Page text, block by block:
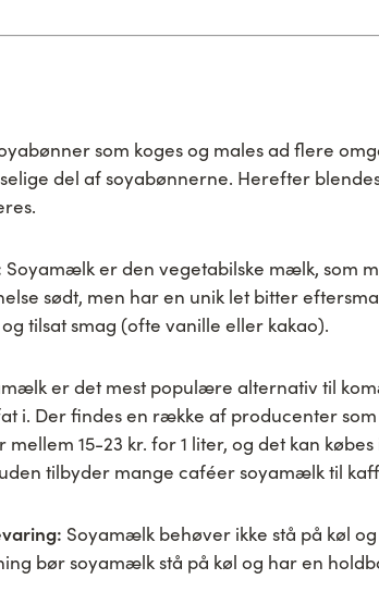
som koges og males ad flere
del af soyabønnerne. Herefter
Soyamælk er den vegetabilske mælk, som
sødt, men har en unik let bitter
tilsat smag (ofte vanille eller kakao).
er det mest populære alternativ til
i. Der findes en række af producenter
mellem 15-23 kr. for 1 liter, og det kan
tilbyder mange caféer soyamælk til
Soyamælk behøver ikke stå på køl
bør soyamælk stå på køl og har en